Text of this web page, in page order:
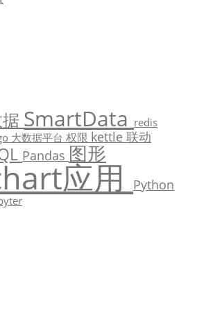
SmartData redis
大数据平台 权限 kettle 联动
Pandas 图形
应用 Python